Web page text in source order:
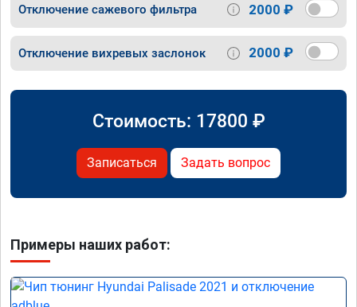
Отключение сажевого фильтра 2000 ₽
Отключение вихревых заслонок 2000 ₽
Стоимость: 17800 ₽
Записаться Задать вопрос
Примеры наших работ: